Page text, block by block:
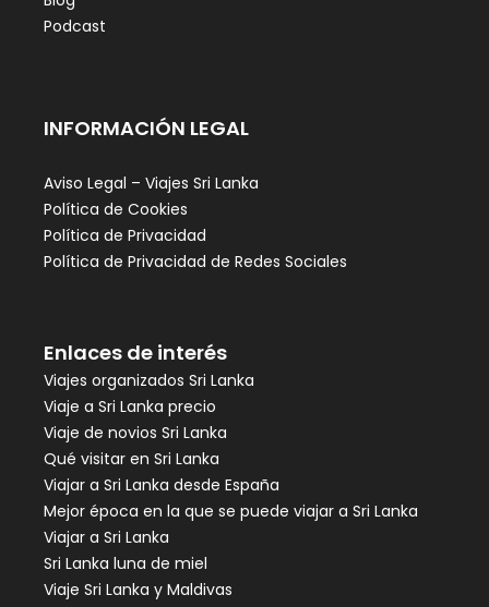
Podcast
INFORMACIÓN LEGAL
Aviso Legal – Viajes Sri Lanka
Política de Cookies
Política de Privacidad
Política de Privacidad de Redes Sociales
Enlaces de interés
Viajes organizados Sri Lanka
Viaje a Sri Lanka precio
Viaje de novios Sri Lanka
Qué visitar en Sri Lanka
Viajar a Sri Lanka desde España
Mejor época en la que se puede viajar a Sri Lanka
Viajar a Sri Lanka
Sri Lanka luna de miel
Viaje Sri Lanka y Maldivas